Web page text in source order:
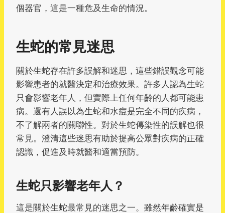
個器官，這是一種危及生命的情況。
生蛇的常見迷思
關於生蛇存在許多誤解和迷思，這些錯誤觀念可能
影響患者的就醫決定和治療效果。許多人認為生蛇
只會影響老年人，但實際上任何年齡的人都可能患
病。還有人誤以為生蛇和水痘是完全不同的疾病，
不了解兩者的關聯性。對於生蛇傳染性的誤解也很
常見。澄清這些迷思有助於提高公眾對疾病的正確
認識，促進及時就醫和適當預防。
生蛇只影響老年人？
這是關於生蛇最常見的迷思之一。雖然年齡確實是